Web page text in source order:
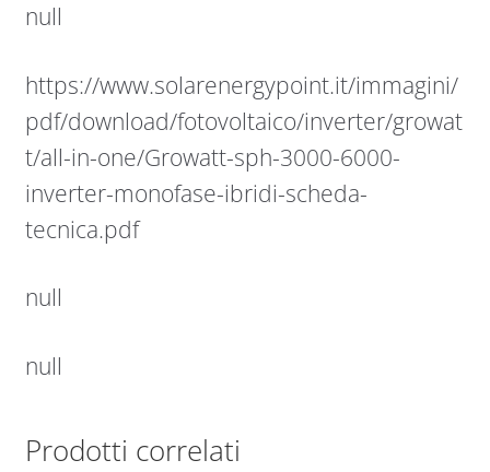
null
https://www.solarenergypoint.it/immagini/
pdf/download/fotovoltaico/inverter/growat
t/all-in-one/Growatt-sph-3000-6000-
inverter-monofase-ibridi-scheda-
tecnica.pdf
null
null
Prodotti correlati